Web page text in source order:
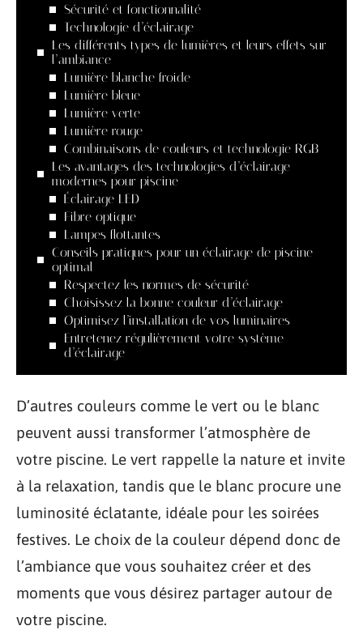
Sécurité et fonctionnalité
Technologie d’éclairage
Les différents types de lumières et leurs effets sur
l’ambiance
Lumière blanche froide
Lumière bleue
Lumière verte
Lumière rouge
Combinaisons de couleurs et technologie RGB
Les avantages des technologies d’éclairage
modernes pour piscine
Éclairage LED
Fibre optique
Lampes flottantes
Conseils pratiques pour un éclairage de piscine
optimal
Respectez les normes de sécurité
Choisissez la bonne couleur d’éclairage
Optimisez l’installation de vos luminaires
Entretenez régulièrement votre système
d’éclairage
D’autres couleurs comme le vert ou le blanc
peuvent aussi transformer l’atmosphère de
votre piscine. Le vert rappelle la nature et invite
à la relaxation, tandis que le blanc procure une
luminosité éclatante, idéale pour les soirées
festives. Le choix de la couleur dépend donc de
l’ambiance que vous souhaitez créer et des
moments que vous désirez partager autour de
votre piscine.